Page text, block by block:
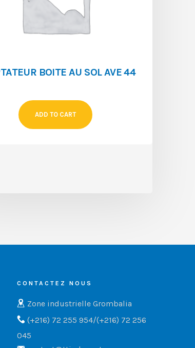
BOITE AU SOL AVE 44
ADD TO CART
CONTACTEZ NOUS
Zone industrielle Grombalia
(+216) 72 255 954/(+216) 72 256
045